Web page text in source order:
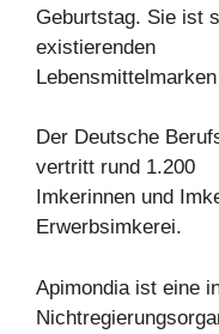
Geburtstag. Sie ist
existierenden
Der Deutsche
vertritt rund 1.200
Imkerinnen und
Erwerbsimkerei.
Apimondia ist eine